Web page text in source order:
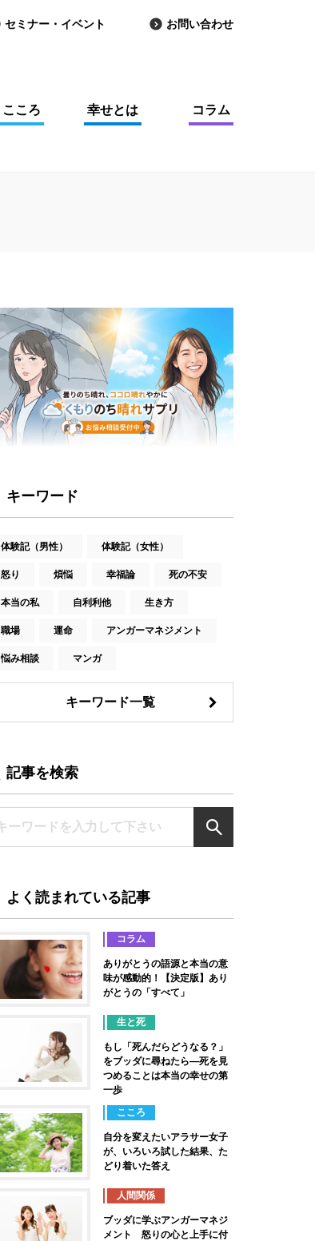
セミナー・イベント お問い合わせ
こころ 幸せとは コラム
キーワード
体験記（男性） 体験記（女性）
怒り 煩悩 幸福論 死の不安
本当の私 自利利他 生き方
職場 運命 アンガーマネジメント
悩み相談 マンガ
キーワード一覧
記事を検索
よく読まれている記事
コラム
ありがとうの語源と本当の意
味が感動的！【決定版】あり
がとうの「すべて」
生と死
もし「死んだらどうなる？」
をブッダに尋ねたら―死を見
つめることは本当の幸せの第
一歩
こころ
自分を変えたいアラサー女子
が、いろいろ試した結果、た
どり着いた答え
人間関係
ブッダに学ぶアンガーマネジ
メント 怒りの心と上手に付